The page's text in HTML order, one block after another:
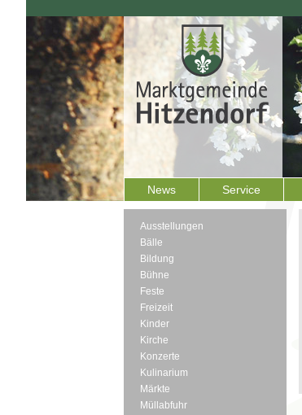
News Service
Ausstellungen
Bälle
Bildung
Bühne
Feste
Freizeit
Kinder
Kirche
Konzerte
Kulinarium
Märkte
Müllabfuhr